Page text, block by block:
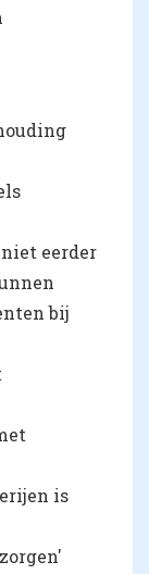
eerder
bij
is